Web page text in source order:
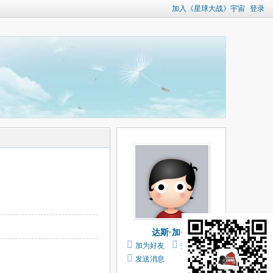
加入《星球大战》宇宙 登录
达斯·加·加
加为好友
打个招呼
发送消息